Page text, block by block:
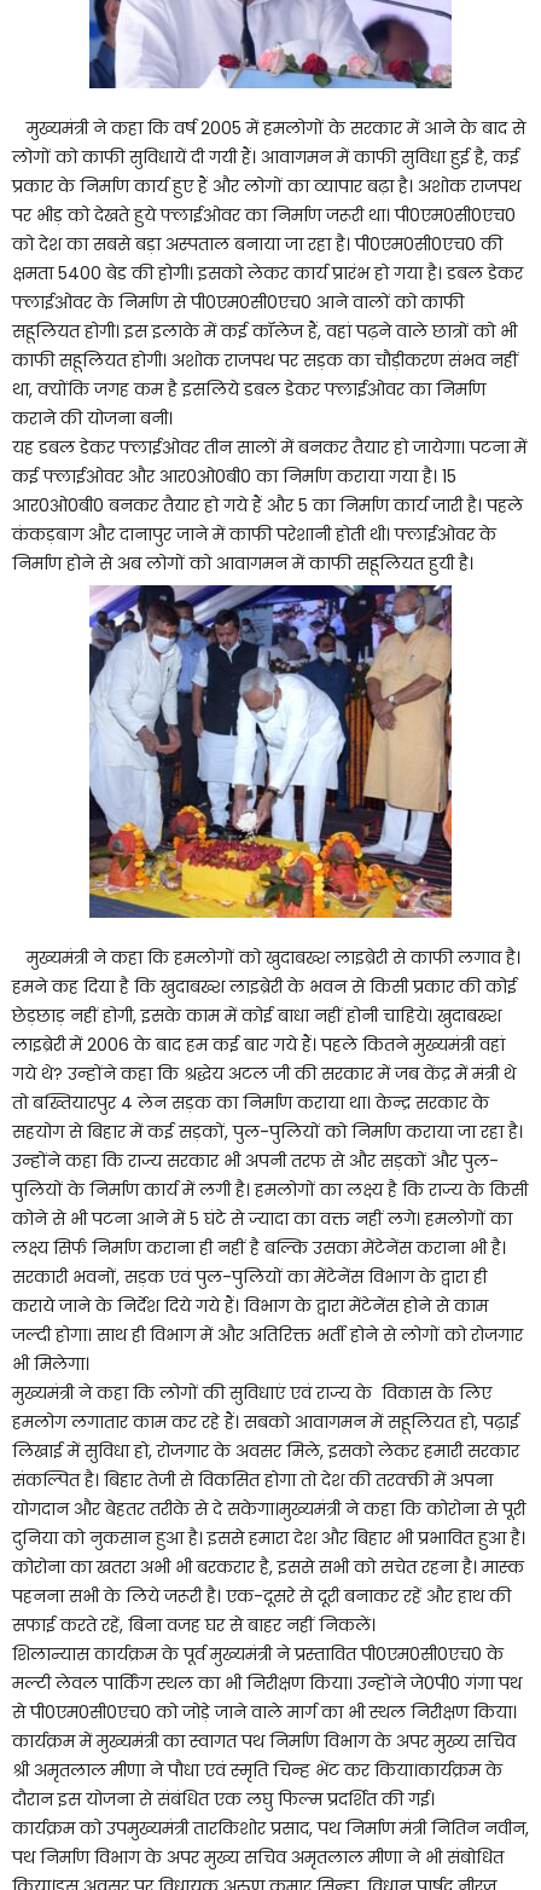
मुख्यमंत्री ने कहा कि वर्ष 2005 में हमलोगों के सरकार में आने के बाद से
लोगों को काफी सुविधायें दी गयी हैं। आवागमन में काफी सुविधा हुई है, कई
प्रकार के निर्माण कार्य हुए हैं और लोगों का व्यापार बढ़ा है। अशोक राजपथ
पर भीड़ को देखते हुये फ्लाईओवर का निर्माण जरूरी था। पी0एम0सी0एच0
को देश का सबसे बड़ा अस्पताल बनाया जा रहा है। पी0एम0सी0एच0 की
क्षमता 5400 बेड की होगी। इसको लेकर कार्य प्रारंभ हो गया है। डबल डेकर
फ्लाईओवर के निर्माण से पी0एम0सी0एच0 आने वालों को काफी
सहूलियत होगी। इस इलाके में कई कॉलेज हैं, वहां पढ़ने वाले छात्रों को भी
काफी सहूलियत होगी। अशोक राजपथ पर सड़क का चौड़ीकरण संभव नहीं
था, क्योंकि जगह कम है इसलिये डबल डेकर फ्लाईओवर का निर्माण
कराने की योजना बनी।
यह डबल डेकर फ्लाईओवर तीन सालों में बनकर तैयार हो जायेगा। पटना में
कई फ्लाईओवर और आर0ओ0बी0 का निर्माण कराया गया है। 15
आर0ओ0बी0 बनकर तैयार हो गये हैं और 5 का निर्माण कार्य जारी है। पहले
कंकड़बाग और दानापुर जाने में काफी परेशानी होती थी। फ्लाईओवर के
निर्माण होने से अब लोगों को आवागमन में काफी सहूलियत हुयी है।
मुख्यमंत्री ने कहा कि हमलोगों को खुदाबख्श लाइब्रेरी से काफी लगाव है।
हमने कह दिया है कि खुदाबख्श लाइब्रेरी के भवन से किसी प्रकार की कोई
छेड़छाड़ नहीं होगी, इसके काम में कोई बाधा नहीं होनी चाहिये। खुदाबख्श
लाइब्रेरी में 2006 के बाद हम कई बार गये हैं। पहले कितने मुख्यमंत्री वहां
गये थे? उन्होंने कहा कि श्रद्धेय अटल जी की सरकार में जब केंद्र में मंत्री थे
तो बख्तियारपुर 4 लेन सड़क का निर्माण कराया था। केन्द्र सरकार के
सहयोग से बिहार में कई सड़कों, पुल-पुलियों को निर्माण कराया जा रहा है।
उन्होंने कहा कि राज्य सरकार भी अपनी तरफ से और सड़कों और पुल-
पुलियों के निर्माण कार्य में लगी है। हमलोगों का लक्ष्य है कि राज्य के किसी
कोने से भी पटना आने में 5 घंटे से ज्यादा का वक्त नहीं लगे। हमलोगों का
लक्ष्य सिर्फ निर्माण कराना ही नहीं है बल्कि उसका मेंटेनेंस कराना भी है।
सरकारी भवनों, सड़क एवं पुल-पुलियों का मेंटेनेंस विभाग के द्वारा ही
कराये जाने के निर्देश दिये गये हैं। विभाग के द्वारा मेंटेनेंस होने से काम
जल्दी होगा। साथ ही विभाग में और अतिरिक्त भर्ती होने से लोगों को रोजगार
भी मिलेगा।
मुख्यमंत्री ने कहा कि लोगों की सुविधाएं एवं राज्य के विकास के लिए
हमलोग लगातार काम कर रहे हैं। सबको आवागमन में सहूलियत हो, पढ़ाई
लिखाई में सुविधा हो, रोजगार के अवसर मिले, इसको लेकर हमारी सरकार
संकल्पित है। बिहार तेजी से विकसित होगा तो देश की तरक्की में अपना
योगदान और बेहतर तरीके से दे सकेगा।मुख्यमंत्री ने कहा कि कोरोना से पूरी
दुनिया को नुकसान हुआ है। इससे हमारा देश और बिहार भी प्रभावित हुआ है।
कोरोना का खतरा अभी भी बरकरार है, इससे सभी को सचेत रहना है। मास्क
पहनना सभी के लिये जरूरी है। एक-दूसरे से दूरी बनाकर रहें और हाथ की
सफाई करते रहें, बिना वजह घर से बाहर नहीं निकलें।
शिलान्यास कार्यक्रम के पूर्व मुख्यमंत्री ने प्रस्तावित पी0एम0सी0एच0 के
मल्टी लेवल पार्किंग स्थल का भी निरीक्षण किया। उन्होंने जे0पी0 गंगा पथ
से पी0एम0सी0एच0 को जोड़े जाने वाले मार्ग का भी स्थल निरीक्षण किया।
कार्यक्रम में मुख्यमंत्री का स्वागत पथ निर्माण विभाग के अपर मुख्य सचिव
श्री अमृतलाल मीणा ने पौधा एवं स्मृति चिन्ह भेंट कर किया।कार्यक्रम के
दौरान इस योजना से संबंधित एक लघु फिल्म प्रदर्शित की गई।
कार्यक्रम को उपमुख्यमंत्री तारकिशोर प्रसाद, पथ निर्माण मंत्री नितिन नवीन,
पथ निर्माण विभाग के अपर मुख्य सचिव अमृतलाल मीणा ने भी संबोधित